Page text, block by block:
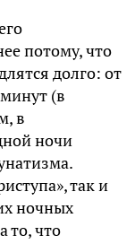
потому, что
долго: от
(в
в
ночи
так и
ночных
то, что